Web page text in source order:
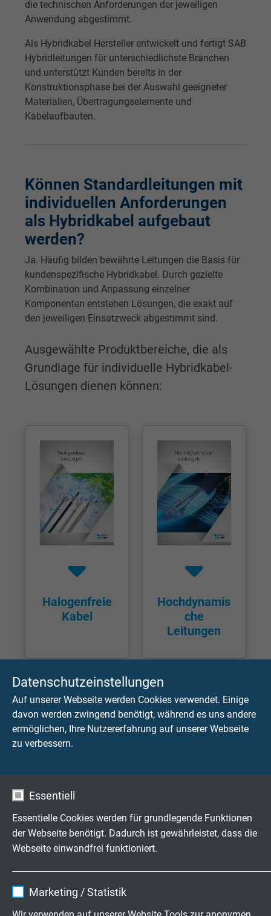
Datenschutzeinstellungen
Auf unserer Webseite werden Cookies verwendet. Einige
davon werden zwingend benötigt, während es uns andere
ermöglichen, Ihre Nutzererfahrung auf unserer Webseite
zu verbessern.
Essentiell
Essentielle Cookies werden für grundlegende Funktionen
der Webseite benötigt. Dadurch ist gewährleistet, dass die
Webseite einwandfrei funktioniert.
Marketing / Statistik
die technischen Anforderungen der jeweiligen
Anwendung abgestimmt.
Als Hybridkabel Hersteller entwickelt und fertigt SAB
Hybridleitungen für unterschiedlichste Branchen
und unterstützt Kunden bereits in der
Konstruktionsphase bei der Auswahl geeigneter
Materialien, Übertragungselemente und
Kabelaufbauten.
Können Standardleitungen mit
individuellen Anforderungen
als Hybridkabel aufgebaut
werden?
Ja. Häufig bilden bewährte Leitungen die Basis für
kundenspezifische Hybridkabel. Durch gezielte
Kombination und Anpassung einzelner
Komponenten entstehen Lösungen, die exakt auf
den jeweiligen Einsatzweck abgestimmt sind.
Ausgewählte Produktbereiche, die als
Grundlage für individuelle Hybridkabel-
Lösungen dienen können:
Halogenfreie
Kabel
Hochdynamis
che
Leitungen
Industrial
Leitungen